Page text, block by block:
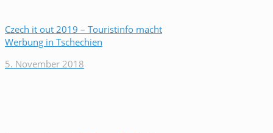
Czech it out 2019 – Touristinfo macht
Werbung in Tschechien
5. November 2018